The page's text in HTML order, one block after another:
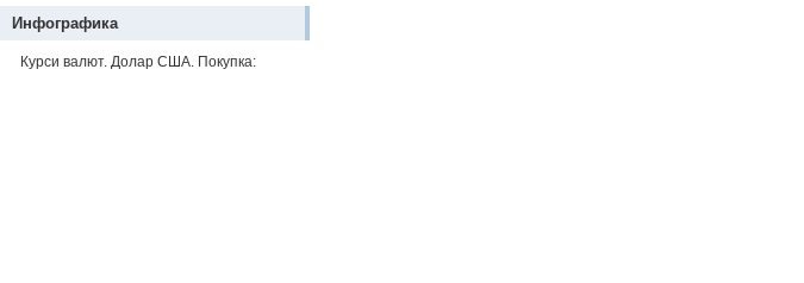
Инфографика
Курси валют. Долар США. Покупка: